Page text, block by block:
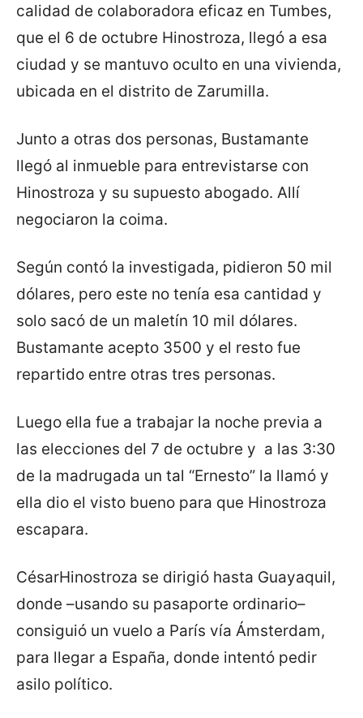
calidad de colaboradora eficaz en Tumbes,
que el 6 de octubre Hinostroza, llegó a esa
ciudad y se mantuvo oculto en una vivienda,
ubicada en el distrito de Zarumilla.
Junto a otras dos personas, Bustamante
llegó al inmueble para entrevistarse con
Hinostroza y su supuesto abogado. Allí
negociaron la coima.
Según contó la investigada, pidieron 50 mil
dólares, pero este no tenía esa cantidad y
solo sacó de un maletín 10 mil dólares.
Bustamante acepto 3500 y el resto fue
repartido entre otras tres personas.
Luego ella fue a trabajar la noche previa a
las elecciones del 7 de octubre y a las 3:30
de la madrugada un tal “Ernesto” la llamó y
ella dio el visto bueno para que Hinostroza
escapara.
CésarHinostroza se dirigió hasta Guayaquil,
donde –usando su pasaporte ordinario–
consiguió un vuelo a París vía Ámsterdam,
para llegar a España, donde intentó pedir
asilo político.